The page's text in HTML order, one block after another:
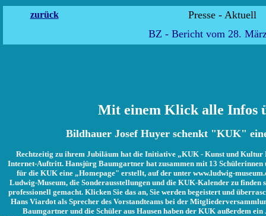
zurück
Presse
BZ - Bericht vom 28.
Mit einem Klick alle
Bildhauer Josef Huyer schenkt "KUK"
Rechtzeitig zu ihrem Jubiläum hat die Initiative „KUK - Kunst und Kultur
Internet-Auftritt. Hansjürg Baumgartner hat zusammen mit 13 Schülerinnen
für die KUK eine „Homepage" erstellt, auf der unter www.ludwig-
Ludwig-Museum, die Sonderausstellungen und die KUK-Kalender zu finden
professionell gemacht. Klicken Sie das an, Sie werden begeistert und
Hans Viardot als Sprecher des Vorstandteams bei der
Baumgartner und die Schüler aus Hausen haben der KUK außerdem